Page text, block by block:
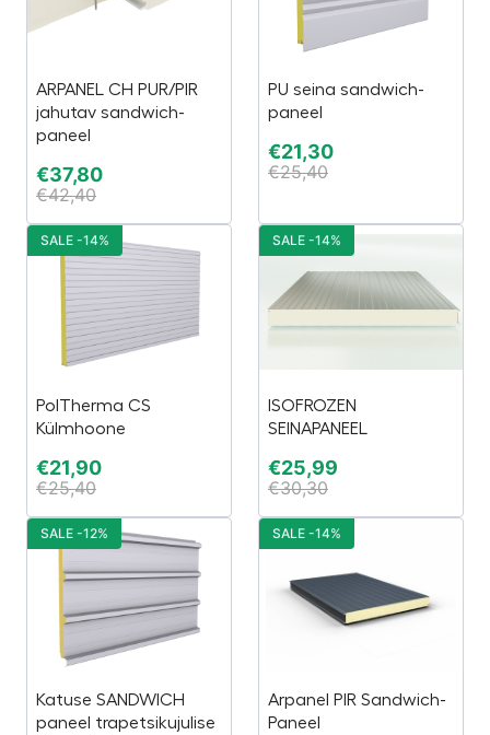
ARPANEL CH PUR/PIR
jahutav sandwich-
paneel
€37,80
€42,40
PU seina sandwich-
paneel
€21,30
€25,40
PolTherma CS
Külmhoone
€21,90
€25,40
SALE -14%
ISOFROZEN
SEINAPANEEL
€25,99
€30,30
SALE -14%
Katuse SANDWICH
paneel trapetsikujulise
SALE -12%
Arpanel PIR Sandwich-
Paneel
SALE -14%